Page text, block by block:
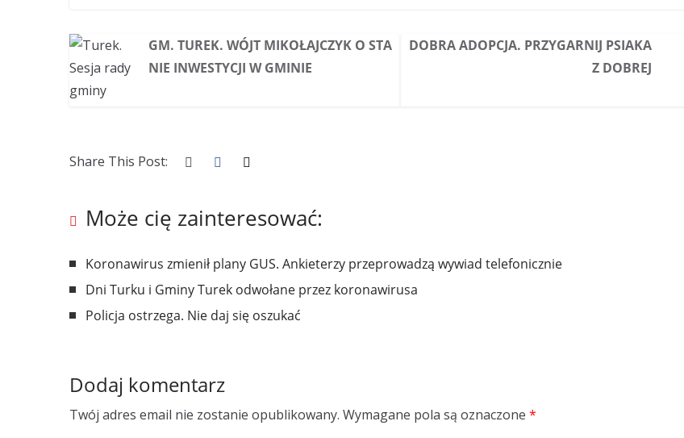
GM. TUREK. WÓJT MIKOŁAJCZYK O STA
NIE INWESTYCJI W GMINIE
DOBRA ADOPCJA. PRZYGARNIJ PSIAKA
Z DOBREJ
Share This Post:
Może cię zainteresować:
Koronawirus zmienił plany GUS. Ankieterzy przeprowadzą wywiad telefonicznie
Dni Turku i Gminy Turek odwołane przez koronawirusa
Policja ostrzega. Nie daj się oszukać
Dodaj komentarz
Twój adres email nie zostanie opublikowany. Wymagane pola są oznaczone *